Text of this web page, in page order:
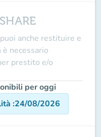
anche restituire e
necessario
prestito e/o
per oggi
:24/08/2026